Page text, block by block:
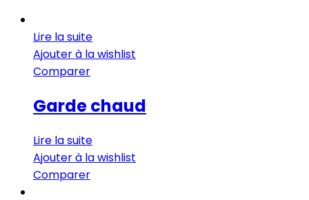
Lire la suite
Ajouter à la wishlist
Comparer
Garde chaud
Lire la suite
Ajouter à la wishlist
Comparer